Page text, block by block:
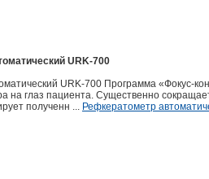
URK-700
URK-700 Программа «Фокус-
на глаз пациента. Существенно
полученн ... Рефкератометр